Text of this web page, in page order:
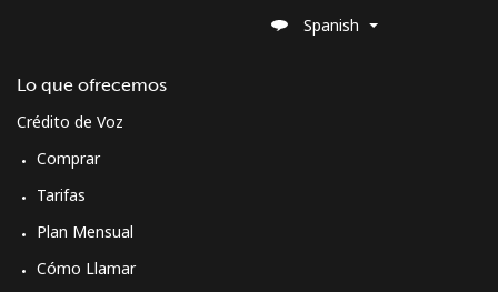
Lo que ofrecemos
Crédito de Voz
Comprar
Tarifas
Plan Mensual
Cómo Llamar
Spanish